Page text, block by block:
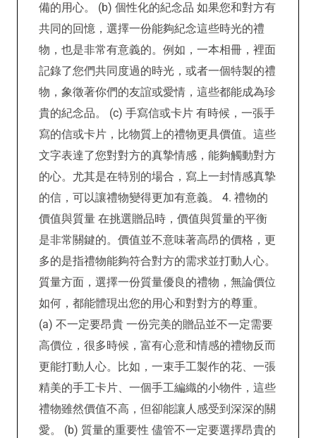
備的用心。 (b) 個性化的紀念品 如果您和對方有
共同的回憶，選擇一份能夠紀念這些時光的禮
物，也是非常有意義的。例如，一本相冊，裡面
記錄了您們共同度過的時光，或者一個特製的禮
物，象徵著你們的友誼或愛情，這些都能成為珍
貴的紀念品。 (c) 手寫信或卡片 有時候，一張手
寫的信或卡片，比物質上的禮物更具價值。這些
文字表達了您對對方的真摯情感，能夠觸動對方
的心。尤其是在特別的場合，寫上一封情感真摯
的信，可以讓禮物變得更加有意義。 4. 禮物的
價值與質量 在挑選贈品時，價值與質量的平衡
是非常關鍵的。價值並不意味著高昂的價格，更
多的是指禮物能夠符合對方的需求並打動人心。
質量方面，選擇一份質量優良的禮物，無論價位
如何，都能體現出您的用心和對對方的尊重。
(a) 不一定要昂貴 一份完美的贈品並不一定需要
高價位，很多時候，富有心意和情感的禮物反而
更能打動人心。比如，一束手工製作的花、一張
精美的手工卡片、一個手工編織的小物件，這些
禮物雖然價值不高，但卻能讓人感受到深深的關
愛。 (b) 質量的重要性 儘管不一定要選擇昂貴的